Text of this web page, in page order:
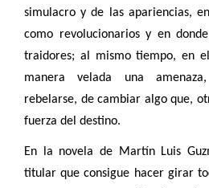
simulacro y de las apariencias,
como revolucionarios y en
traidores; al mismo tiempo, en
manera velada una
rebelarse, de cambiar algo que,
fuerza del destino.
En la novela de Martín Luis
titular que consigue hacer girar
Copier dans votre